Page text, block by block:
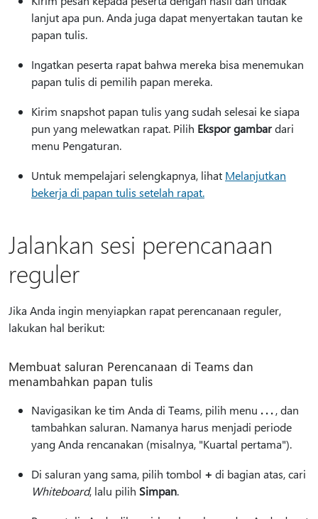
lanjut apa pun. Anda juga dapat menyertakan tautan ke
papan tulis.
Ingatkan peserta rapat bahwa mereka bisa menemukan
papan tulis di pemilih papan mereka.
Kirim snapshot papan tulis yang sudah selesai ke siapa
pun yang melewatkan rapat. Pilih Ekspor gambardari
menu Pengaturan.
Untuk mempelajari selengkapnya, lihat Melanjutkan
bekerja di papan tulis setelah rapat.
Jalankan sesi perencanaan
reguler
Jika Anda ingin menyiapkan rapat perencanaan reguler,
lakukan hal berikut:
Membuat saluran Perencanaan di Teams dan
menambahkan papan tulis
Navigasikan ke tim Anda di Teams, pilih menu . . ., dan
tambahkan saluran. Namanya harus menjadi periode
yang Anda rencanakan (misalnya, "Kuartal pertama").
Di saluran yang sama, pilih tombol + di bagian atas, cari
Whiteboard, lalu pilih Simpan.